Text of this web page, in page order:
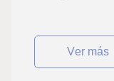
ver más